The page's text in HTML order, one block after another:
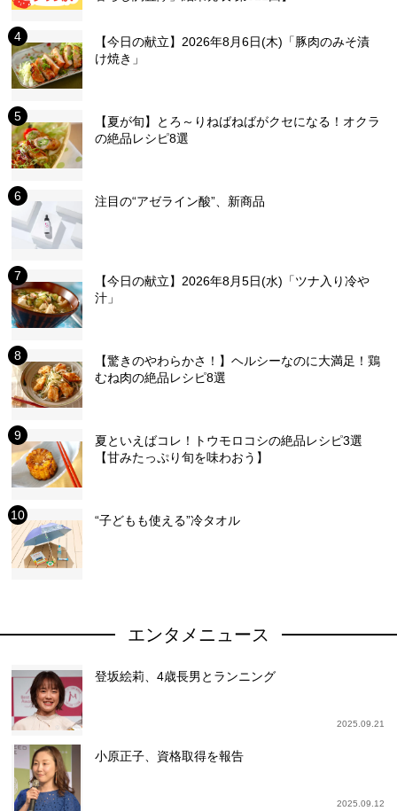
【今日の献立】2026年8月6日(木)「豚肉のみそ漬
け焼き」
【夏が旬】とろ～りねばねばがクセになる！オクラ
の絶品レシピ8選
注目の“アゼライン酸”、新商品
【今日の献立】2026年8月5日(水)「ツナ入り冷や
汁」
【驚きのやわらかさ！】ヘルシーなのに大満足！鶏
むね肉の絶品レシピ8選
夏といえばコレ！トウモロコシの絶品レシピ3選
【甘みたっぷり旬を味わおう】
“子どもも使える”冷タオル
エンタメニュース
登坂絵莉、4歳長男とランニング
2025.09.21
小原正子、資格取得を報告
2025.09.12